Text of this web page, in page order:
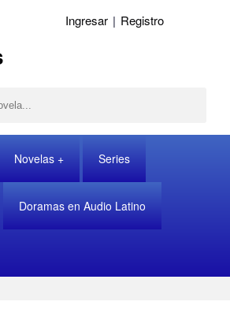
Ingresar | Registro
Novelas Series
Doramas en Audio Latino